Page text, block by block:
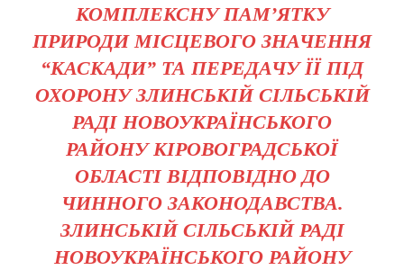
КОМПЛЕКСНУ ПАМ’ЯТКУ
ПРИРОДИ МІСЦЕВОГО ЗНАЧЕННЯ
“КАСКАДИ” ТА ПЕРЕДАЧУ ЇЇ ПІД
ОХОРОНУ ЗЛИНСЬКІЙ СІЛЬСЬКІЙ
РАДІ НОВОУКРАЇНСЬКОГО
РАЙОНУ КІРОВОГРАДСЬКОЇ
ОБЛАСТІ ВІДПОВІДНО ДО
ЧИННОГО ЗАКОНОДАВСТВА.
ЗЛИНСЬКІЙ СІЛЬСЬКІЙ РАДІ
НОВОУКРАЇНСЬКОГО РАЙОНУ